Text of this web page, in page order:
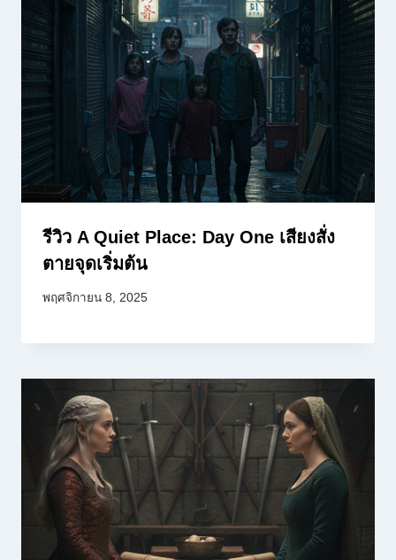
รีวิว A Quiet Place: Day One เสียงสั่ง
ตายจุดเริ่มต้น
พฤศจิกายน 8, 2025